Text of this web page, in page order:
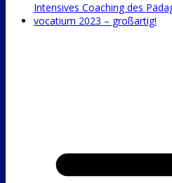
Intensives Coaching des
vocatium 2023 – großartig!